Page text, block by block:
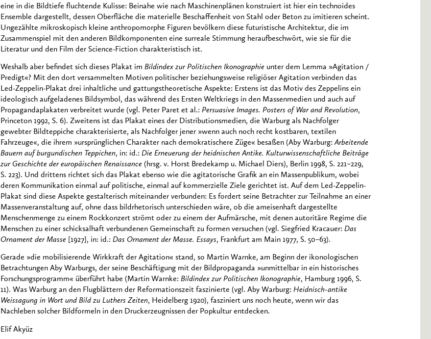
eine in die Bildtiefe fluchtende Kulisse: Beinahe wie nach Maschinenplänen konstruiert ist hier ein technoides
Ensemble dargestellt, dessen Oberfläche die materielle Beschaffenheit von Stahl oder Beton zu imitieren scheint.
Ungezählte mikroskopisch kleine anthropomorphe Figuren bevölkern diese futuristische Architektur, die im
Zusammenspiel mit den anderen Bildkomponenten eine surreale Stimmung heraufbeschwört, wie sie für die
Literatur und den Film der Science-Fiction charakteristisch ist.
Weshalb aber befindet sich dieses Plakat im Bildindex zur Politischen Ikonographie unter dem Lemma »Agitation /
Predigt«? Mit den dort versammelten Motiven politischer beziehungsweise religiöser Agitation verbinden das
Led-Zeppelin-Plakat drei inhaltliche und gattungstheoretische Aspekte: Erstens ist das Motiv des Zeppelins ein
ideologisch aufgeladenes Bildsymbol, das während des Ersten Weltkriegs in den Massenmedien und auch auf
Propagandaplakaten verbreitet wurde (vgl. Peter Paret et al.: Persuasive Images. Posters of War and Revolution,
Princeton 1992, S. 6). Zweitens ist das Plakat eines der Distributionsmedien, die Warburg als Nachfolger
gewebter Bildteppiche charakterisierte, als Nachfolger jener »wenn auch noch recht kostbaren, textilen
Fahrzeuge«, die ihrem »ursprünglichen Charakter nach demokratischere Züge« besaßen (Aby Warburg:Arbeitende
Bauern auf burgundischen Teppichen, in: id.: Die Erneuerung der heidnischen Antike. Kulturwissenschaftliche Beiträge
zur Geschichte der europäischen Renaissance (hrsg. v. Horst Bredekamp u. Michael Diers), Berlin 1998, S. 221–229,
S. 223). Und drittens richtet sich das Plakat ebenso wie die agitatorische Grafik an ein Massenpublikum, wobei
deren Kommunikation einmal auf politische, einmal auf kommerzielle Ziele gerichtet ist. Auf dem Led-Zeppelin-
Plakat sind diese Aspekte gestalterisch miteinander verbunden: Es fordert seine Betrachter zur Teilnahme an einer
Massenveranstaltung auf, ohne dass bildrhetorisch unterschieden wäre, ob die ameisenhaft dargestellte
Menschenmenge zu einem Rockkonzert strömt oder zu einem der Aufmärsche, mit denen autoritäre Regime die
Menschen zu einer schicksalhaft verbundenen Gemeinschaft zu formen versuchen (vgl. Siegfried Kracauer: Das
Ornament der Masse [1927], in: id.: Das Ornament der Masse. Essays, Frankfurt am Main 1977, S. 50–63).
Gerade »die mobilisierende Wirkkraft der Agitation« stand, so Martin Warnke, am Beginn der ikonologischen
Betrachtungen Aby Warburgs, der seine Beschäftigung mit der Bildpropaganda »unmittelbar in ein historisches
Forschungsprogramm« überführt habe (Martin Warnke: Bildindex zur Politischen Ikonographie, Hamburg 1996, S.
11). Was Warburg an den Flugblättern der Reformationszeit faszinierte (vgl. Aby Warburg: Heidnisch-antike
Weissagung in Wort und Bild zu Luthers Zeiten, Heidelberg 1920), fasziniert uns noch heute, wenn wir das
Nachleben solcher Bildformeln in den Druckerzeugnissen der Popkultur entdecken.
Elif Akyüz